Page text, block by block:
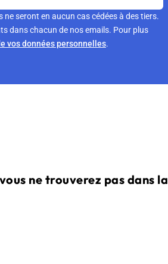
seront en aucun cas cédées à des tiers.
dans chacun de nos emails. Pour plus
vos données personnelles.
ne trouverez pas dans la